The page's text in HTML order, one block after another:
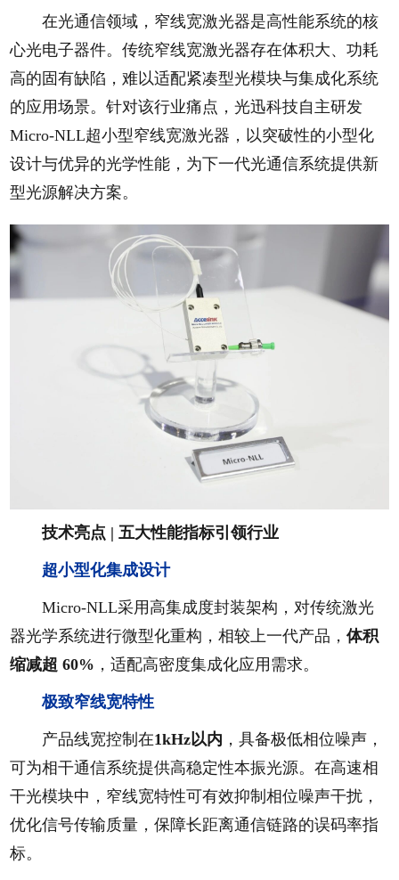
在光通信领域，窄线宽激光器是高性能系统的核
心光电子器件。传统窄线宽激光器存在体积大、功耗
高的固有缺陷，难以适配紧凑型光模块与集成化系统
的应用场景。针对该行业痛点，光迅科技自主研发
Micro-NLL超小型窄线宽激光器，以突破性的小型化
设计与优异的光学性能，为下一代光通信系统提供新
型光源解决方案。
技术亮点 |五大性能指标引领行业
超小型化集成设计
Micro-NLL采用高集成度封装架构，对传统激光
器光学系统进行微型化重构，相较上一代产品，体积
缩减超 60% ，适配高密度集成化应用需求。
极致窄线宽特性
产品线宽控制在1kHz以内 ，具备极低相位噪声，
可为相干通信系统提供高稳定性本振光源。在高速相
干光模块中，窄线宽特性可有效抑制相位噪声干扰，
优化信号传输质量，保障长距离通信链路的误码率指
标。